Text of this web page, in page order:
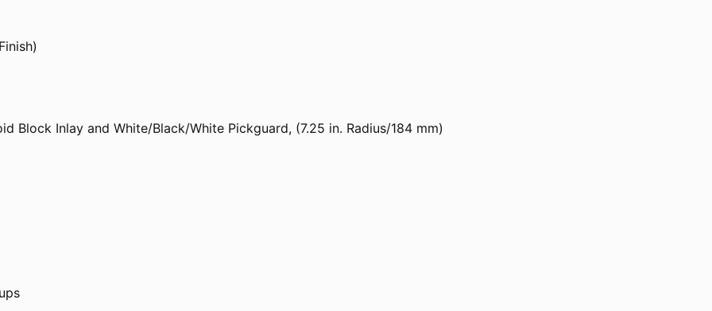
Block Inlay and White/Black/White Pickguard, (7.25 in. Radius/184 mm)